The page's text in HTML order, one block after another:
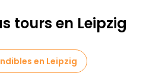
tours en Leipzig
en Leipzig